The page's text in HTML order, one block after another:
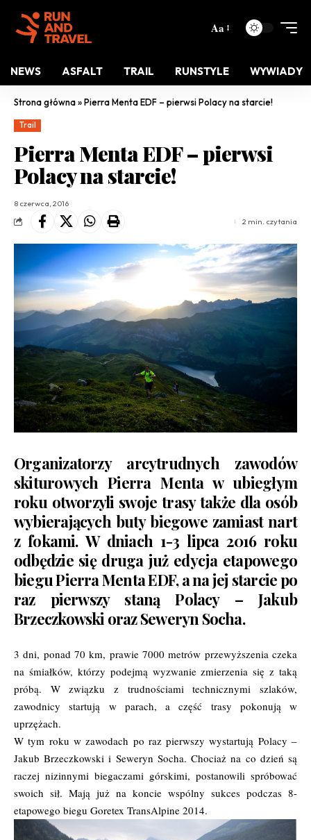
Aa
NEWS ASFALT TRAIL RUNSTYLE WYWIADY
Strona główna»Pierra Menta EDF – pierwsi Polacy na starcie!
Trail
Pierra Menta EDF – pierwsi
Polacy na starcie!
8 czerwca, 2016
2 min. czytania
Organizatorzy arcytrudnych zawodów
skiturowych Pierra Menta w ubiegłym
roku otworzyli swoje trasy także dla osób
wybierających buty biegowe zamiast nart
z fokami. W dniach 1-3 lipca 2016 roku
odbędzie się druga już edycja etapowego
biegu Pierra Menta EDF, a na jej starcie po
raz pierwszy staną Polacy – Jakub
Brzeczkowski oraz Seweryn Socha.
3 dni, ponad 70 km, prawie 7000 metrów przewyższenia czeka
na śmiałków, którzy podejmą wyzwanie zmierzenia się z taką
próbą. W związku z trudnościami technicznymi szlaków,
zawodnicy startują w parach, a część trasy pokonują w
uprzężach.
W tym roku w zawodach po raz pierwszy wystartują Polacy –
Jakub Brzeczkowski i Seweryn Socha. Chociaż na co dzień są
raczej nizinnymi biegaczami górskimi, postanowili spróbować
swoich sił. Mają już na koncie wspólny sukces podczas 8-
etapowego biegu Goretex TransAlpine 2014.